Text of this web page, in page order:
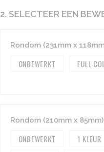
2. SELECTEER EEN
Rondom (231mm x
ONBEWERKT FULL
Rondom (210mm x 85mm)
ONBEWERKT
1